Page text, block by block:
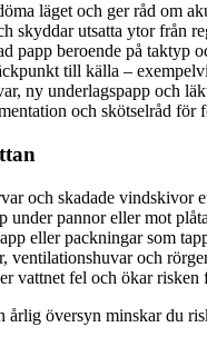
läget och ger råd om
skyddar utsatta ytor från
papp beroende på taktyp
till källa –
ny underlagspapp och
och skötselråd för
och skadade vindskivor
under pannor eller mot
eller packningar som
ventilationshuvar och
vattnet fel och ökar risken
översyn minskar du